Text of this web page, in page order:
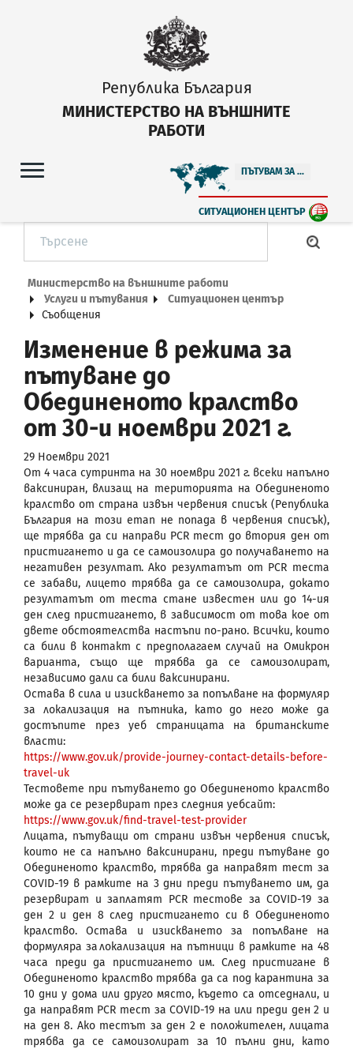
Република България
МИНИСТЕРСТВО НА ВЪНШНИТЕ
РАБОТИ
ПЪТУВАМ ЗА ...
СИТУАЦИОНЕН ЦЕНТЪР
Министерство на външните работи
Услуги и пътувания
Ситуационен център
Съобщения
Изменение в режима за
пътуване до
Обединеното кралство
от 30-и ноември 2021 г.
29 Ноември 2021
От 4 часа сутринта на 30 ноември 2021 г. всеки напълно
ваксиниран, влизащ на територията на Обединеното
кралство от страна извън червения списък (Република
България на този етап не попада в червения списък),
ще трябва да си направи PCR тест до втория ден от
пристигането и да се самоизолира до получаването на
негативен резултат. Ако резултатът от PCR теста
се забави, лицето трябва да се самоизолира, докато
резултатът от теста стане известен или до 14-ия
ден след пристигането, в зависимост от това кое от
двете обстоятелства настъпи по-рано. Всички, които
са били в контакт с предполагаем случай на Омикрон
варианта, също ще трябва да се самоизолират,
независимо дали са били ваксинирани.
Остава в сила и изискването за попълване на формуляр
за локализация на пътника, като до него може да
достъпите през уеб страницата на британските
власти:
https://www.gov.uk/provide-journey-contact-details-before-
travel-uk
Тестовете при пътуването до Обединеното кралство
може да се резервират през следния уебсайт:
https://www.gov.uk/find-travel-test-provider
Лицата, пътуващи от страни извън червения списък,
които не са напълно ваксинирани, преди пътуване до
Обединеното кралство, трябва да направят тест за
COVID-19 в рамките на 3 дни преди пътуването им, да
резервират и заплатят PCR тестове за COVID-19 за
ден 2 и ден 8 след пристигането си в Обединеното
кралство. Остава и изискването за попълване на
формуляра за локализация на пътници в рамките на 48
часа преди да пристигането им. След пристигане в
Обединеното кралство трябва да са под карантина за
10 дни у дома или друго място, където са отседнали, и
да направят PCR тест за COVID-19 на или преди ден 2 и
на ден 8. Ако тестът за ден 2 е положителен, лицата
трябва да се самоизолират за 10 пълни дни, като